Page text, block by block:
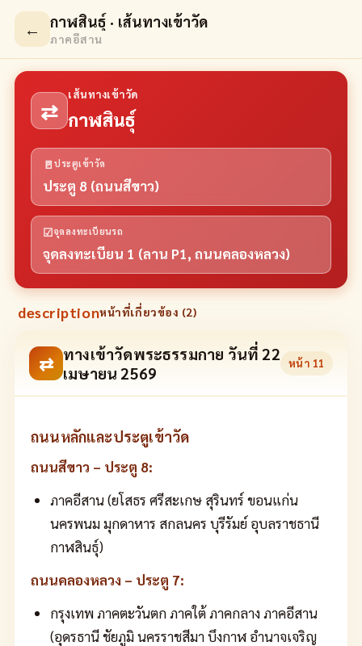
← กาฬสินธุ์ · เส้นทางเข้าวัด
ภาคอีสาน
⇄
เส้นทางเข้าวัด
กาฬสินธุ์
🚪ประตูเข้าวัด
ประตู 8 (ถนนสีขาว)
☑จุดลงทะเบียนรถ
จุดลงทะเบียน 1 (ลาน P1, ถนนคลองหลวง)
descriptionหน้าที่เกี่ยวข้อง (2)
⇄ ทางเข้าวัดพระธรรมกาย วันที่ 22
เมษายน 2569
หน้า 11
ถนนหลักและประตูเข้าวัด
ถนนสีขาว – ประตู 8:
ภาคอีสาน (ยโสธร ศรีสะเกษ สุรินทร์ ขอนแก่น
นครพนม มุกดาหาร สกลนคร บุรีรัมย์ อุบลราชธานี
กาฬสินธุ์)
ถนนคลองหลวง – ประตู 7:
กรุงเทพ ภาคตะวันตก ภาคใต้ ภาคกลาง ภาคอีสาน
(อุดรธานี ชัยภูมิ นครราชสีมา บึงกาฬ อำนาจเจริญ